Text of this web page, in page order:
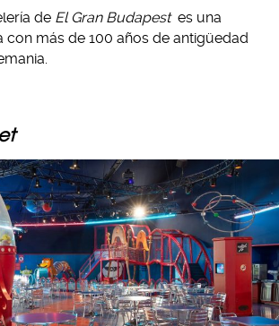
de El Gran Budapest es una
con más de 100 años de antigüedad